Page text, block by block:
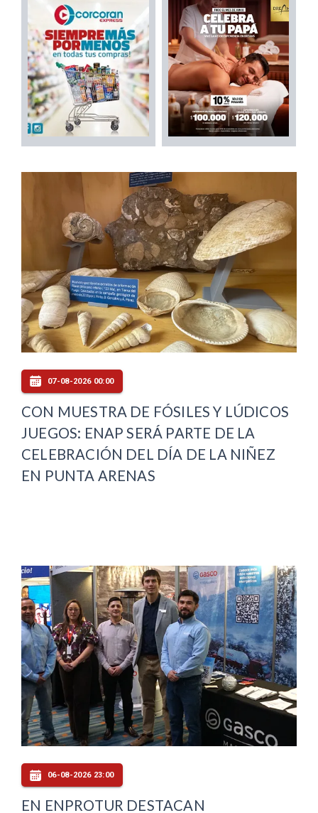
07-08-2026 00:00
CON MUESTRA DE FÓSILES Y LÚDICOS
JUEGOS: ENAP SERÁ PARTE DE LA
CELEBRACIÓN DEL DÍA DE LA NIÑEZ
EN PUNTA ARENAS
06-08-2026 23:00
EN ENPROTUR DESTACAN